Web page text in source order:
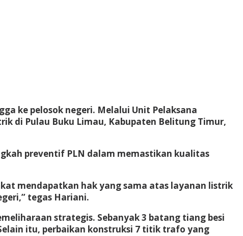
ke pelosok negeri. Melalui Unit Pelaksana
di Pulau Buku Limau, Kabupaten Belitung Timur,
preventif PLN dalam memastikan kualitas
mendapatkan hak yang sama atas layanan listrik
tegas Hariani.
strategis. Sebanyak 3 batang tiang besi
itu, perbaikan konstruksi 7 titik trafo yang